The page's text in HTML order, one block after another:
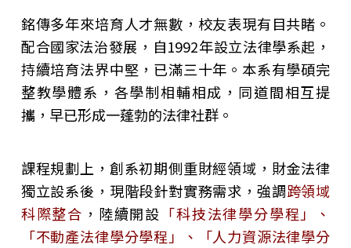
銘傳多年來培育人才無數，校友表現有目共睹。
配合國家法治發展，自1992年設立法律學系起，
持續培育法界中堅，已滿三十年。本系有學碩完
整教學體系，各學制相輔相成，同道間相互提
攜，早已形成一蓬勃的法律社群。
課程規劃上，創系初期側重財經領域，財金法律
獨立設系後，現階段針對實務需求，強調跨領域
科際整合 ，陸續開設 「科技法律學分學程」、
「不動產法律學分學程」、「人力資源法律學分